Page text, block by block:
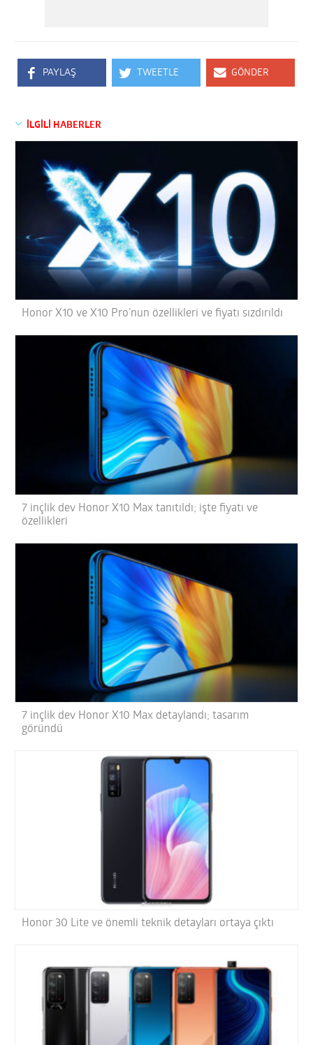
PAYLAŞ TWEETLE GÖNDER
İLGİLİ HABERLER
Honor X10 ve X10 Pro’nun özellikleri ve fiyatı sızdırıldı
7 inçlik dev Honor X10 Max tanıtıldı; işte fiyatı ve
özellikleri
7 inçlik dev Honor X10 Max detaylandı; tasarım
göründü
Honor 30 Lite ve önemli teknik detayları ortaya çıktı